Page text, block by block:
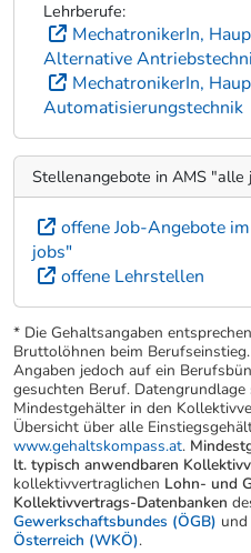
Lehrberufe:
MechatronikerIn,
Alternative
MechatronikerIn,
Automatisierungstechnik
Stellenangebote in AMS "alle
offene Job-Angebote
jobs"
offene Lehrstellen
* Die Gehaltsangaben
Bruttolöhnen beim
Angaben jedoch auf ein
gesuchten Beruf.
Mindestgehälter in den
Übersicht über alle
www.gehaltskompass.at.
lt. typisch anwendbaren
kollektivvertraglichen Lohn- und
Kollektivvertrags-Datenbanken
Gewerkschaftsbundes (ÖGB)
Österreich (WKÖ).